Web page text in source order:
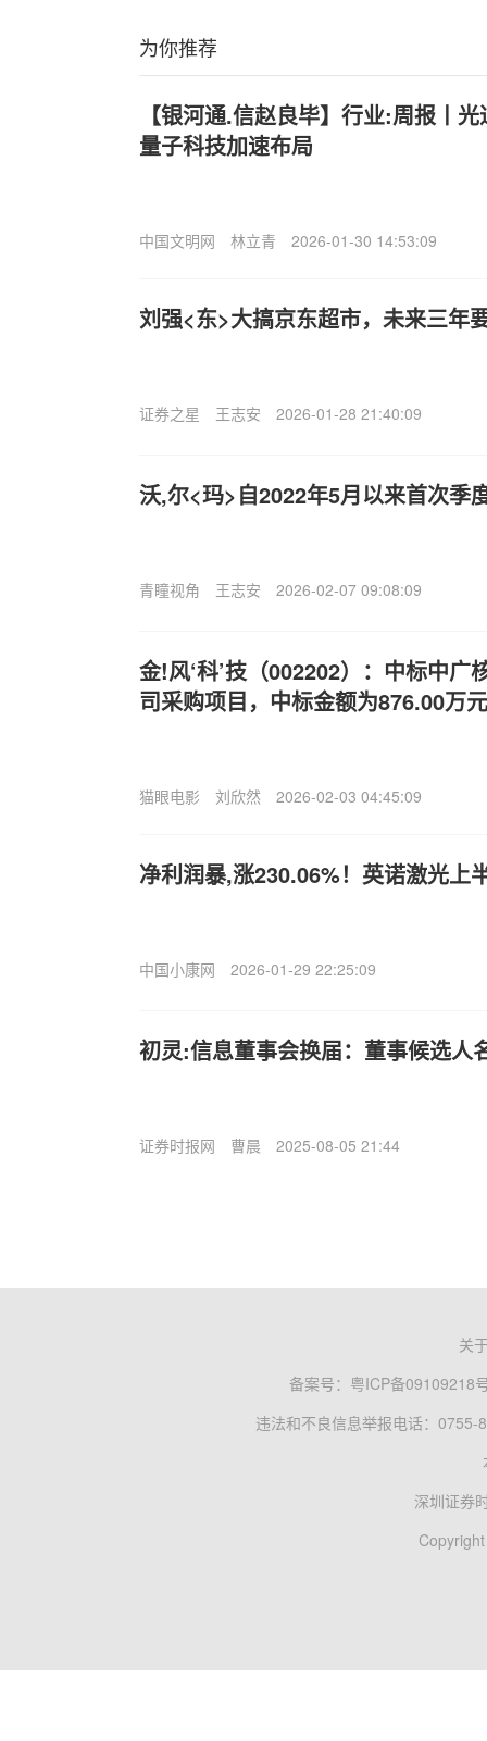
为你推荐
【银河通.信赵良毕】行业:周报丨
量子科技加速布局
中国文明网 林立青 2026-01-30 14:53:09
刘强<东>大搞京东超市，未来三年
证券之星 王志安 2026-01-28 21:40:09
沃,尔<玛>自2022年5月以来首次季
青瞳视角 王志安 2026-02-07 09:08:09
金!风‘科’技（002202）：中标中广
司采购项目，中标金额为876.00万元
猫眼电影 刘欣然 2026-02-03 04:45:09
净利润暴,涨230.06%！英诺激光上
中国小康网 2026-01-29 22:25:09
初灵:信息董事会换届：董事候选人
证券时报网 曹晨 2025-08-05 21:44
关
备案号： 粤ICP备09109218
违法和不良信息举报电话：0755-
深圳证券